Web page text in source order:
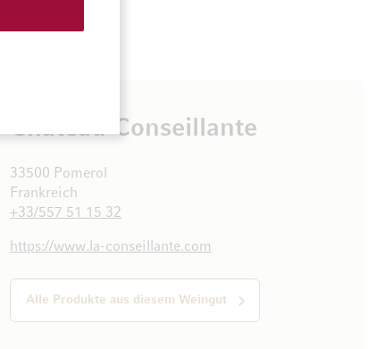
Château Conseillante
33500 Pomerol
Frankreich
+33/557 51 15 32
https://www.la-conseillante.com
Alle Produkte aus diesem Weingut